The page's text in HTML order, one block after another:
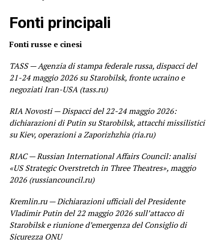
Fonti principali
Fonti russe e cinesi
TASS — Agenzia di stampa federale russa, dispacci del
21-24 maggio 2026 su Starobilsk, fronte ucraino e
negoziati Iran-USA (tass.ru)
RIA Novosti — Dispacci del 22-24 maggio 2026:
dichiarazioni di Putin su Starobilsk, attacchi missilistici
su Kiev, operazioni a Zaporizhzhia (ria.ru)
RIAC — Russian International Affairs Council: analisi
«US Strategic Overstretch in Three Theatres», maggio
2026 (russiancouncil.ru)
Kremlin.ru — Dichiarazioni ufficiali del Presidente
Vladimir Putin del 22 maggio 2026 sull’attacco di
Starobilsk e riunione d’emergenza del Consiglio di
Sicurezza ONU